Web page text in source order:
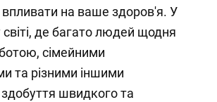
впливати на ваше здоров'я. У
де багато людей щодня
сімейними
та різними іншими
швидкого та